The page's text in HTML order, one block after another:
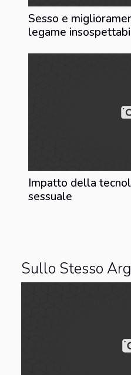
Sesso e
legame
Impatto della
sessuale
Sullo Stesso